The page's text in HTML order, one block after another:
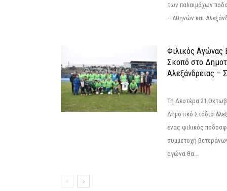
των παλαιμάχων
– Αθηνών και
Φιλικός Αγώνας
Σκοπό στο
Αλεξάνδρειας –
Τη Δευτέρα 21
Δημοτικό Στάδιο
ένας φιλικός
συμμετοχή
αγώνα θα...